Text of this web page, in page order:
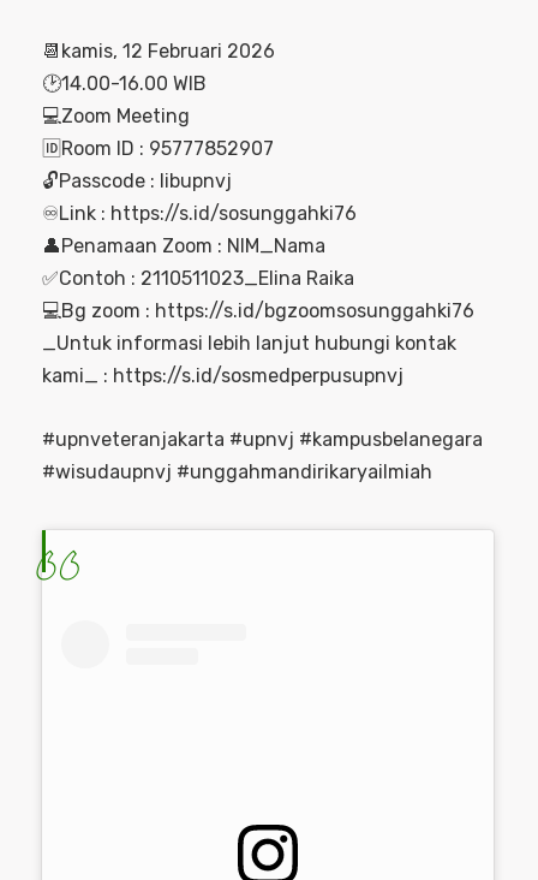
📆kamis, 12 Februari 2026
🕑14.00-16.00 WIB
💻Zoom Meeting
🆔️Room ID : 95777852907
🔓Passcode : libupnvj
♾️Link : https://s.id/sosunggahki76
👤Penamaan Zoom : NIM_Nama
✅️Contoh : 2110511023_Elina Raika
💻Bg zoom : https://s.id/bgzoomsosunggahki76
_Untuk informasi lebih lanjut hubungi kontak
kami_ : https://s.id/sosmedperpusupnvj
#upnveteranjakarta #upnvj #kampusbelanegara
#wisudaupnvj #unggahmandirikaryailmiah